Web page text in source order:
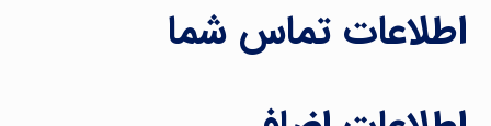
اطلاعات تماس شما